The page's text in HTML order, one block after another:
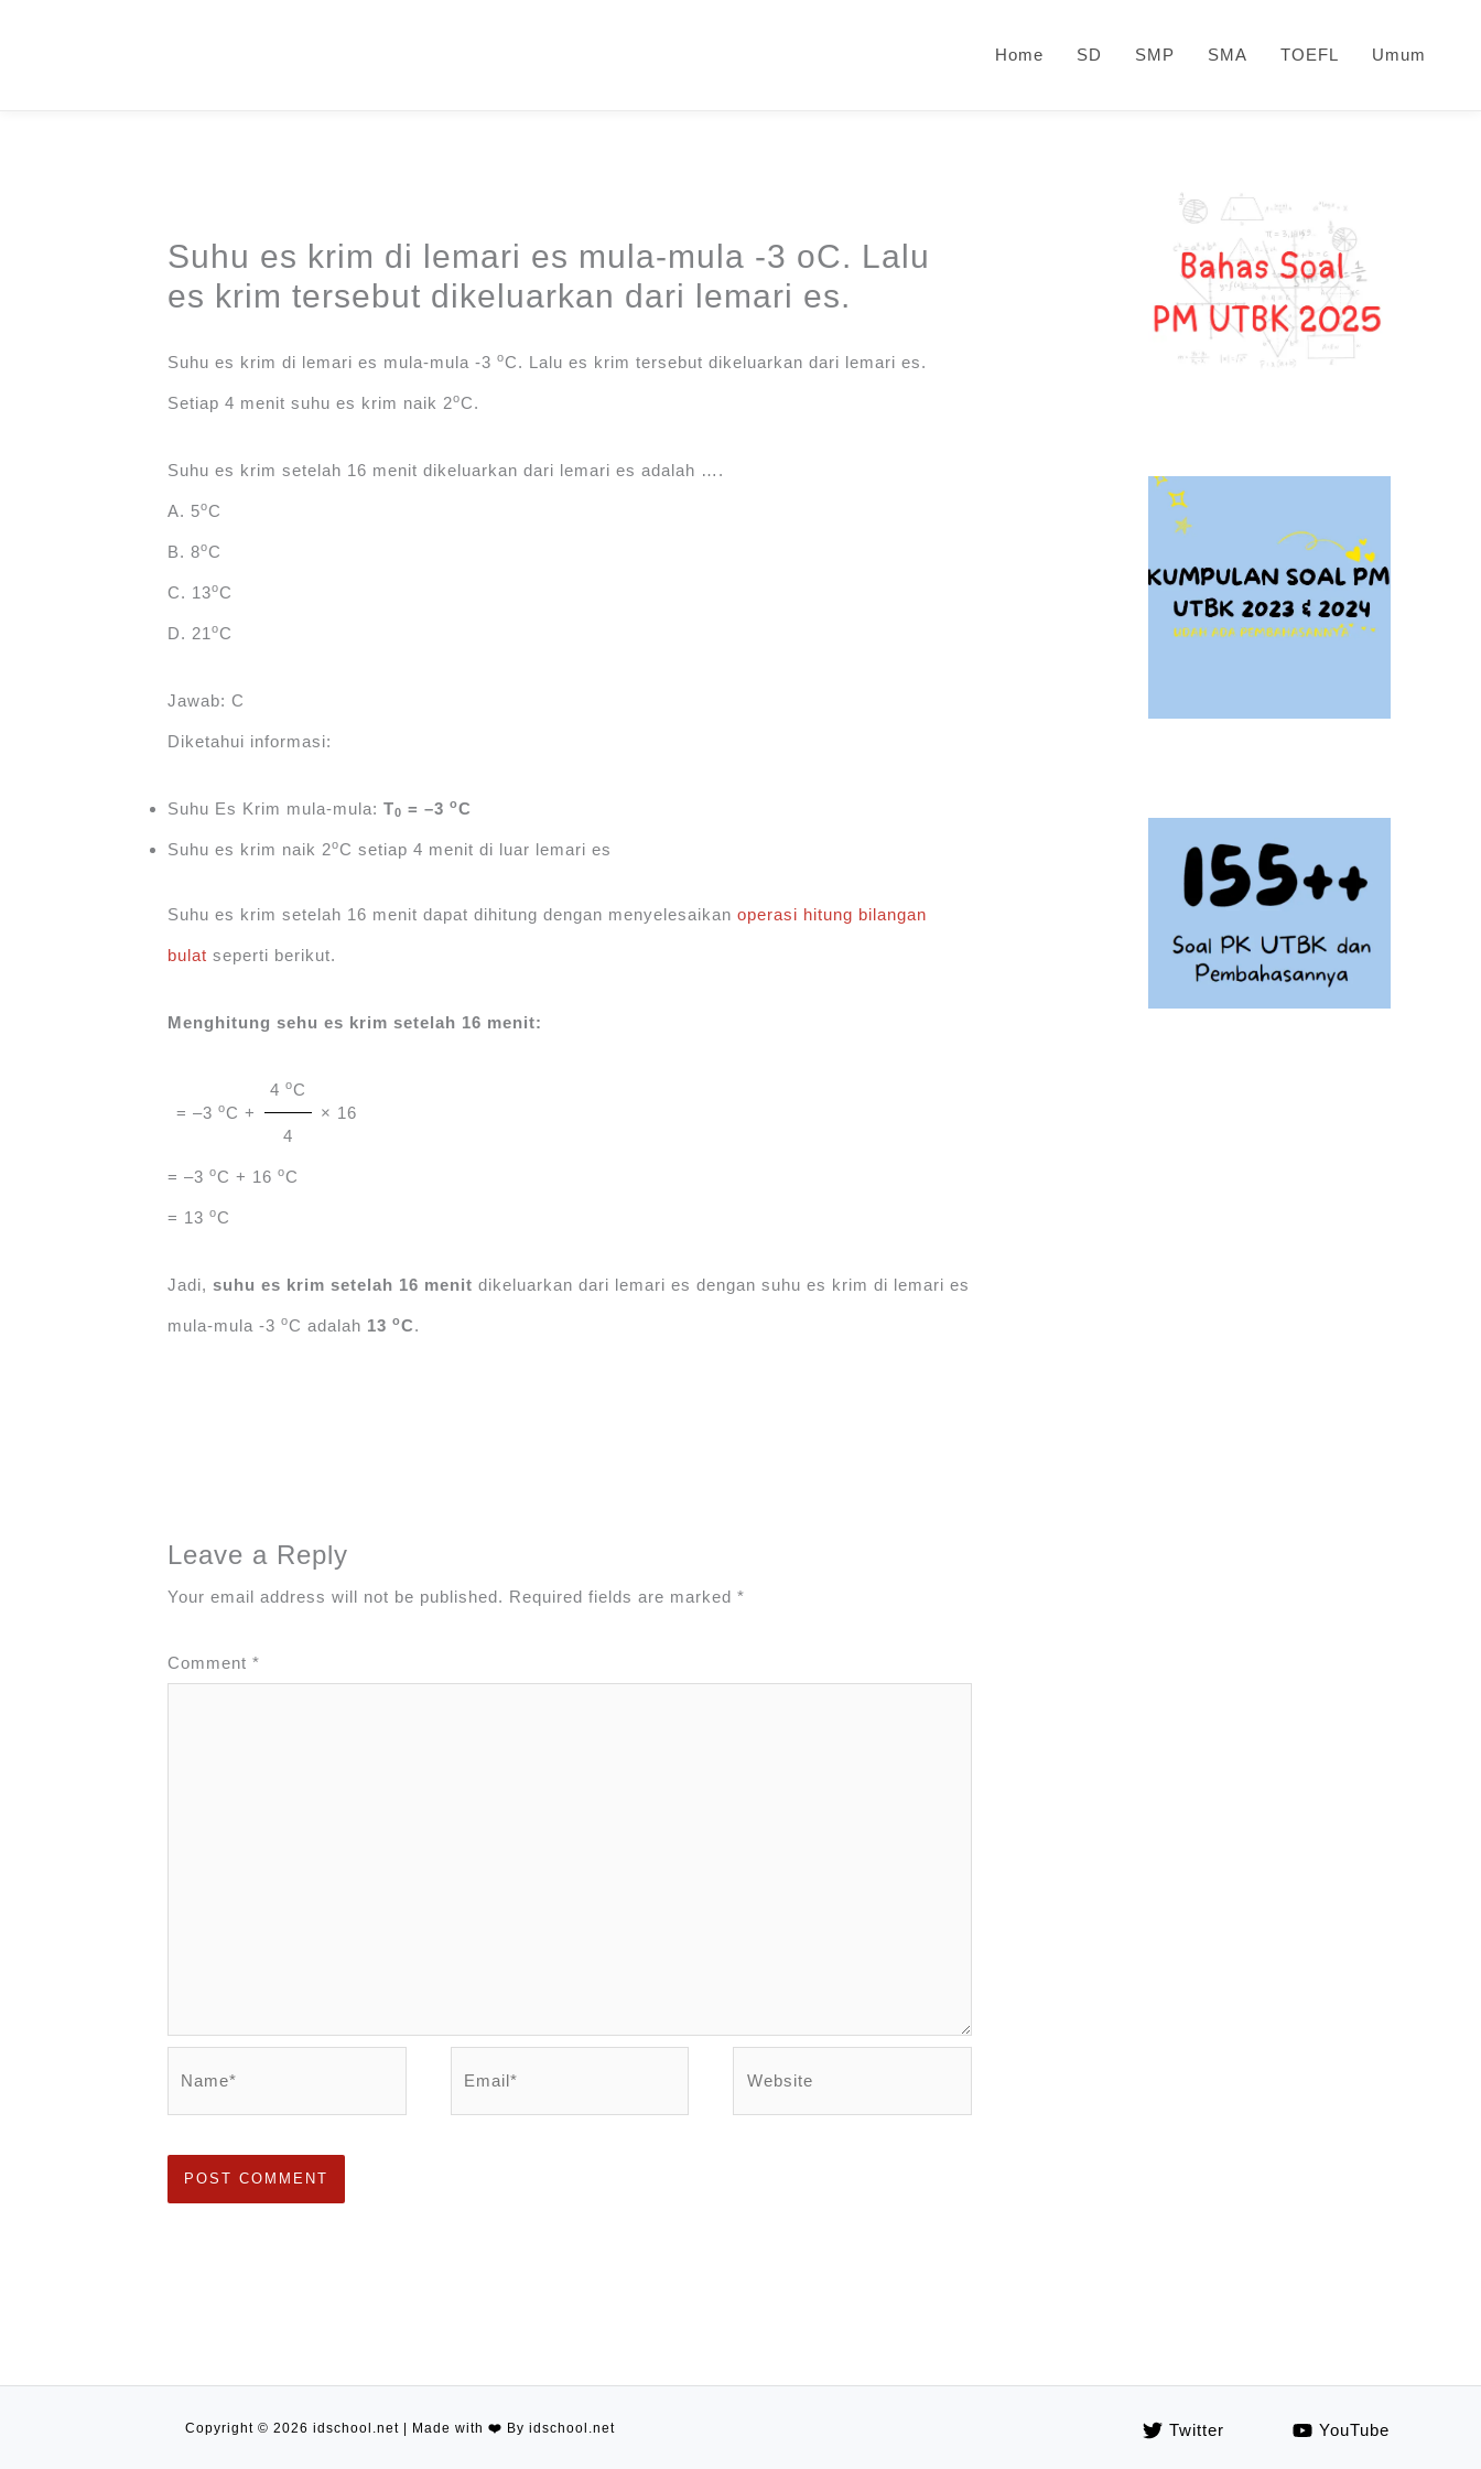
Home SD SMP SMA TOEFL Umum
Suhu es krim di lemari es mula-mula -3 oC. Lalu
es krim tersebut dikeluarkan dari lemari es.
Suhu es krim di lemari es mula-mula -3oC. Lalu es krim tersebut dikeluarkan dari lemari es.
Setiap 4 menit suhu es krim naik 2oC.
Suhu es krim setelah 16 menit dikeluarkan dari lemari es adalah ….
A. 5oC
B. 8oC
C. 13oC
D. 21oC
Jawab: C
Diketahui informasi:
Suhu Es Krim mula-mula:T0 = –3oC
Suhu es krim naik 2oC setiap 4 menit di luar lemari es
Suhu es krim setelah 16 menit dapat dihitung dengan menyelesaikan operasi hitung bilangan
bulat seperti berikut.
Menghitung sehu es krim setelah 16 menit:
= –3oC +
4oC
4
× 16
= –3oC + 16oC
= 13oC
Jadi,suhu es krim setelah 16 menit dikeluarkan dari lemari es dengan suhu es krim di lemari es
mula-mula -3oC adalah 13oC.
Leave a Reply
Your email address will not be published. Required fields are marked*
Comment*
Copyright © 2026 idschool.net | Made with ❤️ By idschool.net Twitter YouTube